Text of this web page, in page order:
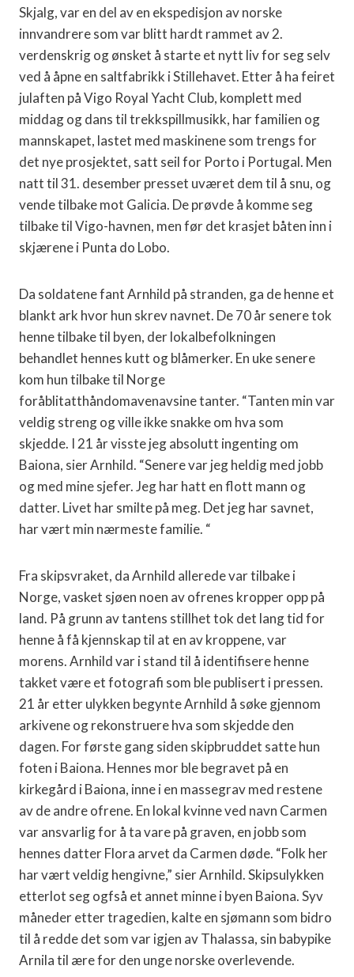
Skjalg, var en del av en ekspedisjon av norske
innvandrere som var blitt hardt rammet av 2.
verdenskrig og ønsket å starte et nytt liv for seg selv
ved å åpne en saltfabrikk i Stillehavet. Etter å ha feiret
julaften på Vigo Royal Yacht Club, komplett med
middag og dans til trekkspillmusikk, har familien og
mannskapet, lastet med maskinene som trengs for
det nye prosjektet, satt seil for Porto i Portugal. Men
natt til 31. desember presset uværet dem til å snu, og
vende tilbake mot Galicia. De prøvde å komme seg
tilbake til Vigo-havnen, men før det krasjet båten inn i
skjærene i Punta do Lobo.
Da soldatene fant Arnhild på stranden, ga de henne et
blankt ark hvor hun skrev navnet. De 70 år senere tok
henne tilbake til byen, der lokalbefolkningen
behandlet hennes kutt og blåmerker. En uke senere
kom hun tilbake til Norge
foråblitatthåndomavenavsine tanter. “Tanten min var
veldig streng og ville ikke snakke om hva som
skjedde. I 21 år visste jeg absolutt ingenting om
Baiona, sier Arnhild. “Senere var jeg heldig med jobb
og med mine sjefer. Jeg har hatt en flott mann og
datter. Livet har smilte på meg. Det jeg har savnet,
har vært min nærmeste familie. “
Fra skipsvraket, da Arnhild allerede var tilbake i
Norge, vasket sjøen noen av ofrenes kropper opp på
land. På grunn av tantens stillhet tok det lang tid for
henne å få kjennskap til at en av kroppene, var
morens. Arnhild var i stand til å identifisere henne
takket være et fotografi som ble publisert i pressen.
21 år etter ulykken begynte Arnhild å søke gjennom
arkivene og rekonstruere hva som skjedde den
dagen. For første gang siden skipbruddet satte hun
foten i Baiona. Hennes mor ble begravet på en
kirkegård i Baiona, inne i en massegrav med restene
av de andre ofrene. En lokal kvinne ved navn Carmen
var ansvarlig for å ta vare på graven, en jobb som
hennes datter Flora arvet da Carmen døde. “Folk her
har vært veldig hengivne,” sier Arnhild. Skipsulykken
etterlot seg ogfså et annet minne i byen Baiona. Syv
måneder etter tragedien, kalte en sjømann som bidro
til å redde det som var igjen av Thalassa, sin babypike
Arnila til ære for den unge norske overlevende.